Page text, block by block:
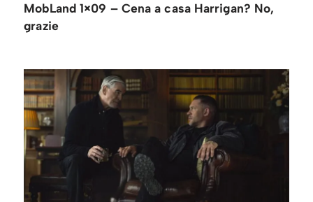
MobLand 1×09 – Cena a casa Harrigan? No,
grazie